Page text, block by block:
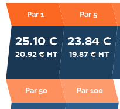
Par 1
25.10 €
20.92 € HT
Par 5
23.84 €
19.87 € HT
Par 50 Par 100